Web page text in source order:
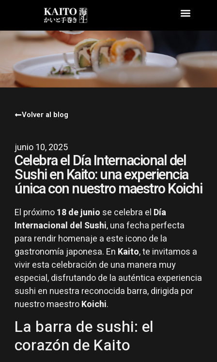
Volver al blog
junio 10, 2025
Celebra el Día Internacional del
Sushi en Kaito: una experiencia
única con nuestro maestro Koichi
El próximo18 de junio se celebra el Día
Internacional del Sushi, una fecha perfecta
para rendir homenaje a este icono de la
gastronomía japonesa. En Kaito, te invitamos a
vivir esta celebración de una manera muy
especial, disfrutando de la auténtica experiencia
sushi en nuestra reconocida barra, dirigida por
nuestro maestroKoichi.
La barra de sushi: el
corazón de Kaito